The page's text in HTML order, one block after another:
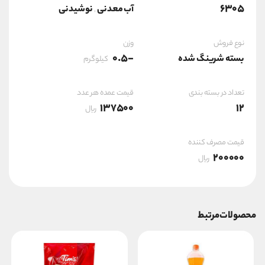
6305 آب معدنی,نوشیدنی
نوع فروش
بسته شرینگ شده
وزن
-0.5 کیلوگرم
تعداد در بسته بندی
12
قیمت عمده هر عدد
137500 ریال
قیمت مصرف کننده
200000 ریال
محصولات مرتبط